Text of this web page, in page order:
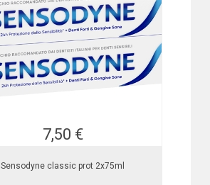
7,50 €
Sensodyne classic prot 2x75ml